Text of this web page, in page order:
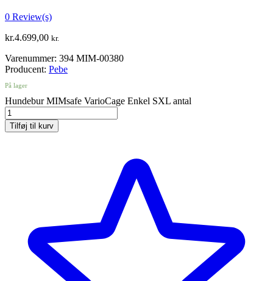
0 Review(s)
kr.4.699,00 kr.
Varenummer: 394 MIM-00380
Producent: Pebe
På lager
Hundebur MIMsafe VarioCage Enkel SXL antal
Tilføj til kurv